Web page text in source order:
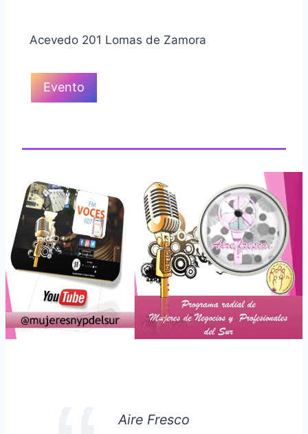
Acevedo 201 Lomas de Zamora
Evento
Aire Fresco